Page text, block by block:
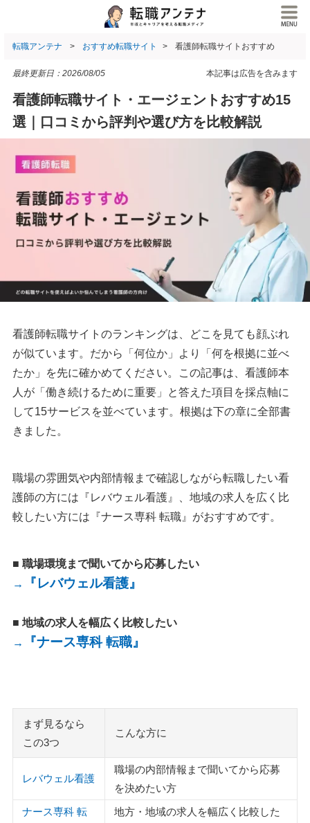
転職アンテナ おすすめ転職サイト 看護師転職サイトおすすめ
本記事は広告を含みます
最終更新日： 2026/08/05
看護師転職サイト・エージェントおすすめ15
選｜口コミから評判や選び方を比較解説
看護師転職サイトのランキングは、どこを見ても顔ぶれ
が似ています。だから「何位か」より「何を根拠に並べ
たか」を先に確かめてください。この記事は、看護師本
人が「働き続けるために重要」と答えた項目を採点軸に
して15サービスを並べています。根拠は下の章に全部書
きました。
職場の雰囲気や内部情報まで確認しながら転職したい看
護師の方には『レバウェル看護』、地域の求人を広く比
較したい方には『ナース専科 転職』がおすすめです。
■ 職場環境まで聞いてから応募したい
→
『レバウェル看護』
■ 地域の求人を幅広く比較したい
→
『ナース専科 転職』
まず見るなら
この3つ
こんな方に
レバウェル看護
職場の内部情報まで聞いてから応募
を決めたい方
ナース専科 転
地方・地域の求人を幅広く比較した